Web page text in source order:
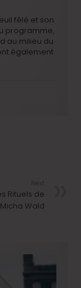
fêlé et son
programme,
au milieu du
également
Rituels de
Micha Wald